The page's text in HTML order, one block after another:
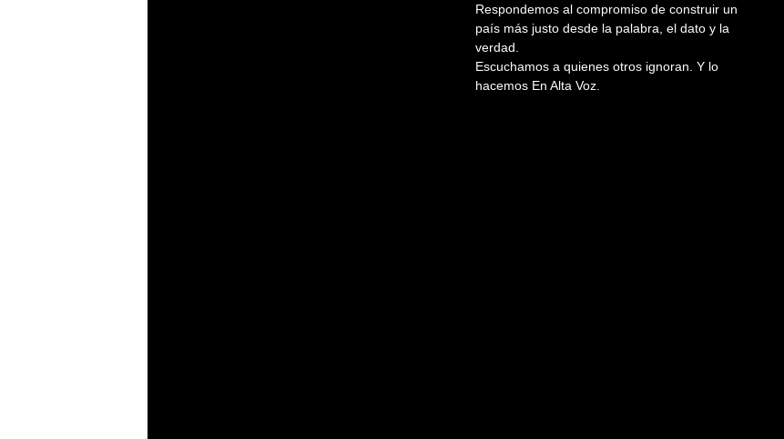
Respondemos al compromiso de construir un
país más justo desde la palabra, el dato y la
verdad.
Escuchamos a quienes otros ignoran. Y lo
hacemos En Alta Voz.